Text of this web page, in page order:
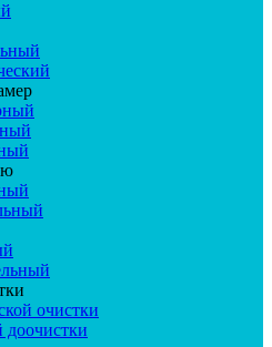
очистки